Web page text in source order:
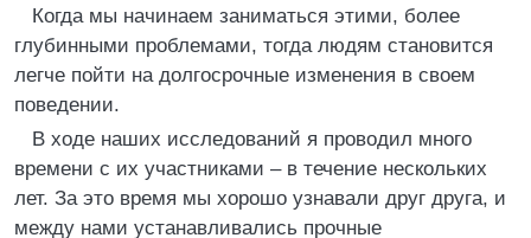
Когда мы начинаем заниматься этими, более
глубинными проблемами, тогда людям становится
легче пойти на долгосрочные изменения в своем
поведении.
В ходе наших исследований я проводил много
времени с их участниками – в течение нескольких
лет. За это время мы хорошо узнавали друг друга, и
между нами устанавливались прочные